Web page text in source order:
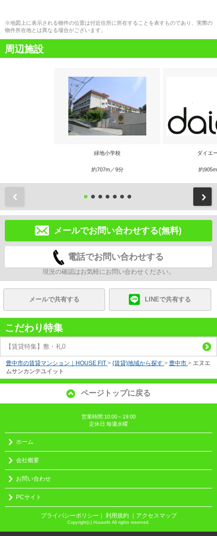
※地図上に表示される物件の位置は付近住所に所在することを表すものであり、実際の
物件所在地とは異なる場合がございます。
周辺施設
緑地小学校
約707m／9分
ダイエ
約
メールでお問い合わせする(無料)
電話でお問い合わせする
現況の確認はお気軽にお問い合わせください。
メールで共有する LINEで共有する
こだわり特集
【賃貸特集】敷・礼0
豊中市の賃貸マンション｜HOUSE FIT > (賃貸)地域から探す > 豊中市 > エヌエ
ムサンカンテユイット
ページトップに戻る
営業時間:10:00～19:00
定休日:毎週水曜
ホーム
会社概要
お問い合わせ
PCサイト
プライバシーポリシー 利用規約 ｜アクセスマップ
Copyright(c) Housefit All rights reserved.